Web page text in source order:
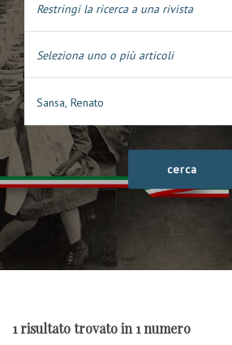
Restringi la ricerca a una rivista
Seleziona uno o più articoli
Sansa, Renato
1 risultato trovato in 1 numero